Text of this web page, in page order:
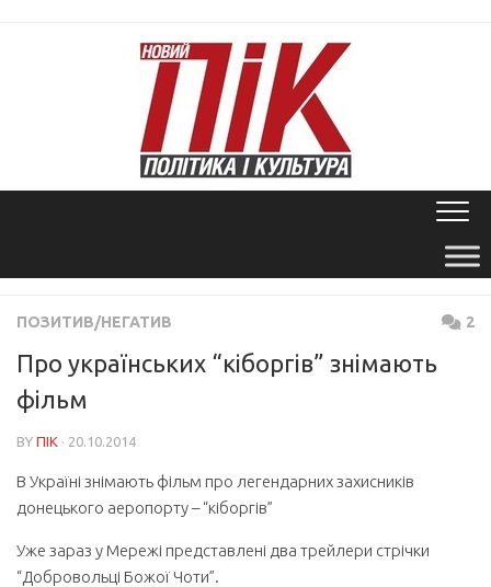
ПОЗИТИВ/НЕГАТИВ 2
Про українських “кіборгів” знімають
фільм
BY ПІК · 20.10.2014
В Україні знімають фільм про легендарних захисників
донецького аеропорту – “кіборгів”
Уже зараз у Мережі представлені два трейлери стрічки
“Добровольці Божої Чоти”.